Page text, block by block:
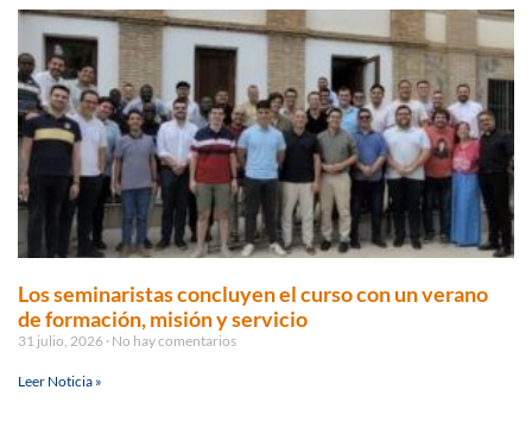
Los seminaristas concluyen el curso con un verano
de formación, misión y servicio
31 julio, 2026 No hay comentarios
Leer Noticia »